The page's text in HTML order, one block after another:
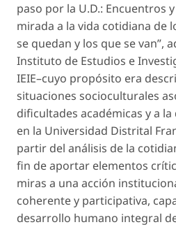
paso por la U.D.: Encuentros
mirada a la vida cotidiana de
se quedan y los que se van”,
Instituto de Estudios e
IEIE–cuyo propósito era
situaciones socioculturales
dificultades académicas y a
en la Universidad Distrital
partir del análisis de la
fin de aportar elementos
miras a una acción
coherente y participativa,
desarrollo humano integral